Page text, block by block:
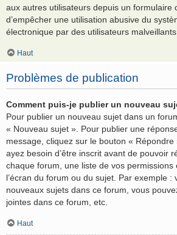
aux autres utilisateurs depuis un formulaire
d’empêcher une utilisation abusive du
électronique par des utilisateurs
Haut
Problèmes de publication
Comment puis-je publier un nouveau
Pour publier un nouveau sujet dans un
« Nouveau sujet ». Pour publier une
message, cliquez sur le bouton «
ayez besoin d’être inscrit avant de pouvoir
chaque forum, une liste de vos permissions
l’écran du forum ou du sujet. Par exemple :
nouveaux sujets dans ce forum, vous
jointes dans ce forum, etc.
Haut